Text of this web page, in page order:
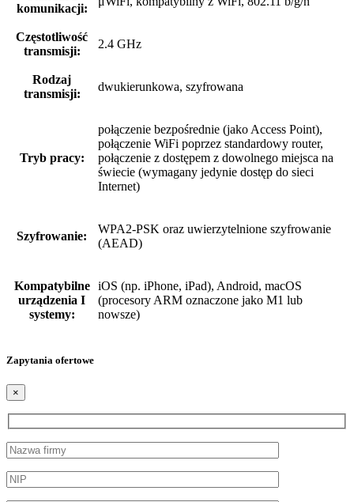
komunikacji:
Częstotliwość
transmisji:
2.4 GHz
Rodzaj
transmisji:
dwukierunkowa, szyfrowana
Tryb pracy:
połączenie bezpośrednie (jako Access Point),
połączenie WiFi poprzez standardowy router,
połączenie z dostępem z dowolnego miejsca na
świecie (wymagany jedynie dostęp do sieci
Internet)
Szyfrowanie:
WPA2-PSK oraz uwierzytelnione szyfrowanie
(AEAD)
Kompatybilne
urządzenia I
systemy:
iOS (np. iPhone, iPad), Android, macOS
(procesory ARM oznaczone jako M1 lub
nowsze)
Zapytania ofertowe
×